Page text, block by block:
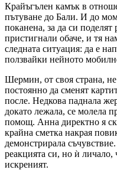
Крайъгълен камък в
пътуване до Бали. И до
поканена, за да си поделят
пристигнали обаче, и тя
следната ситуация: да е
ползвайки нейното
Шермин, от своя страна, не
постоянно да сменят
после. Недкова паднала
докато лежала, се молела
помощ. Анна директно я
крайна сметка накрая
демонстрирала
реакцията си, но ѝ
искреният.